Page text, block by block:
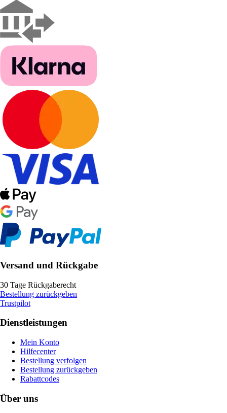
Versand und Rückgabe
30 Tage Rückgaberecht
Bestellung zurückgeben
Trustpilot
Dienstleistungen
Mein Konto
Hilfecenter
Bestellung verfolgen
Bestellung zurückgeben
Rabattcodes
Über uns